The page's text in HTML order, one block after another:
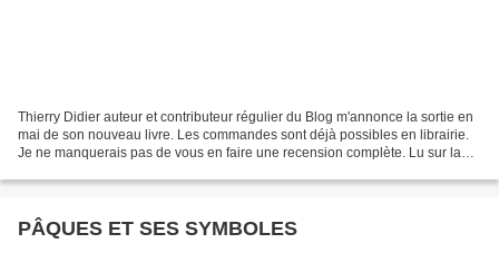
Thierry Didier auteur et contributeur régulier du Blog m'annonce la sortie en
mai de son nouveau livre. Les commandes sont déjà possibles en librairie.
Je ne manquerais pas de vous en faire une recension complète. Lu sur la
PÂQUES ET SES SYMBOLES